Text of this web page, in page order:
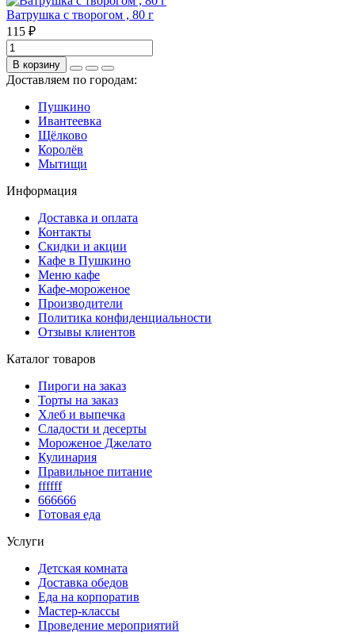
Ватрушка с творогом , 80 г
115 ₽
В корзину
Доставляем по городам:
Пушкино
Ивантеевка
Щёлково
Королёв
Мытищи
Информация
Доставка и оплата
Контакты
Скидки и акции
Кафе в Пушкино
Меню кафе
Кафе-мороженое
Производители
Политика конфиденциальности
Отзывы клиентов
Каталог товаров
Пироги на заказ
Торты на заказ
Хлеб и выпечка
Сладости и десерты
Мороженое Джелато
Кулинария
Правильное питание
ffffff
666666
Готовая еда
Услуги
Детская комната
Доставка обедов
Еда на корпоратив
Мастер-классы
Проведение мероприятий